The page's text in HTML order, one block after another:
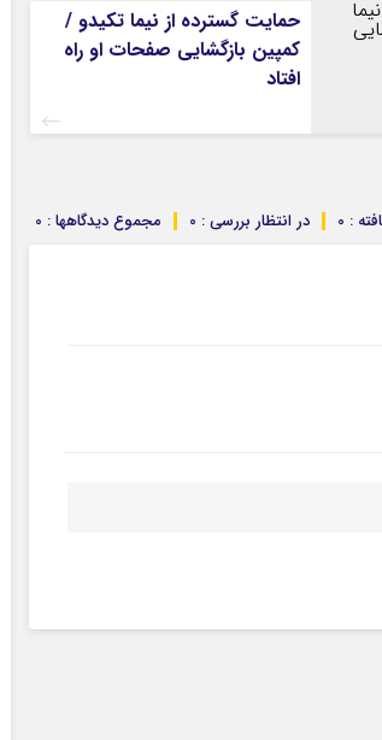
حمایت گسترده از نیما تکیدو /
کمپین بازگشایی صفحات او راه
افتاد
مجموع دیدگاهها : 0 در انتظار بررسی : 0 : 0